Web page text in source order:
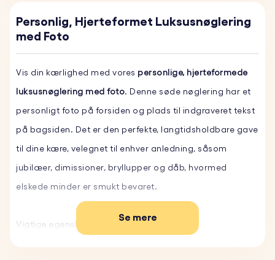
Personlig, Hjerteformet Luksusnøglering
med Foto
Vis din kærlighed med vores personlige, hjerteformede
luksusnøglering med foto. Denne søde nøglering har et
personligt foto på forsiden og plads til indgraveret tekst
på bagsiden. Det er den perfekte, langtidsholdbare gave
til dine kære, velegnet til enhver anledning, såsom
jubilæer, dimissioner, bryllupper og dåb, hvormed
elskede minder er smukt bevaret.
Vigtige egenskaber:
Se mere